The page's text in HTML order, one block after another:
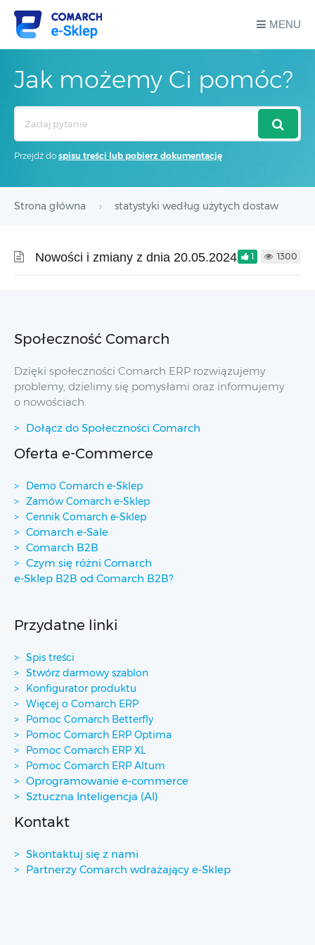
MENU
Jak możemy Ci pomóc?
Przejdź do spisu treści lub pobierz dokumentację
Strona główna statystyki według użytych dostaw
Nowości i zmiany z dnia 20.05.2024 1 1300
Społeczność Comarch
Dzięki społeczności Comarch ERP rozwiązujemy
problemy, dzielimy się pomysłami oraz informujemy
o nowościach.
Dołącz do Społeczności Comarch
Oferta e-Commerce
Demo Comarch e-Sklep
Zamów Comarch e-Sklep
Cennik Comarch e-Sklep
Comarch e-Sale
Comarch B2B
Czym się różni Comarch
e-Sklep B2B od Comarch B2B?
Przydatne linki
Spis treści
Stwórz darmowy szablon
Konfigurator produktu
Więcej o Comarch ERP
Pomoc Comarch Betterfly
Pomoc Comarch ERP Optima
Pomoc Comarch ERP XL
Pomoc Comarch ERP Altum
Oprogramowanie e-commerce
Sztuczna Inteligencja (AI)
Kontakt
Skontaktuj się z nami
Partnerzy Comarch wdrażający e-Sklep